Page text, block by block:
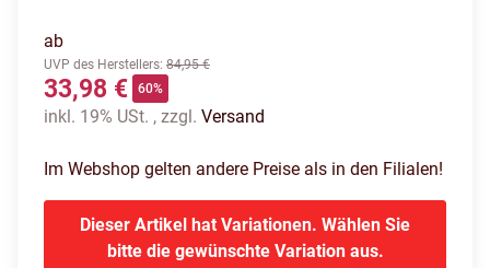
ab
UVP des Herstellers: 84,95 €
33,98 € 60%
inkl. 19% USt. , zzgl. Versand
Im Webshop gelten andere Preise als in den Filialen!
Dieser Artikel hat Variationen. Wählen Sie
bitte die gewünschte Variation aus.